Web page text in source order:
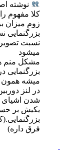
نوشته
کلا مفهوم
زوم میزان
بزرگنمایی
نسبت
میشود
مشکل منم
بزرگنمایی
میشه همون
در لنز
شدن اشیای
یکیش بر
فرق داره)